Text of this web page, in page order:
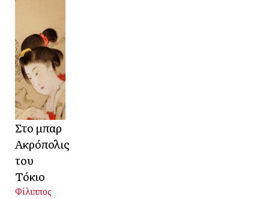
Στο μπαρ
Ακρόπολις
του
Τόκιο
Φίλιππος